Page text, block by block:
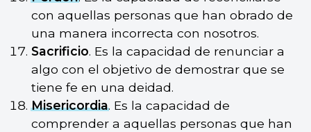
con aquellas personas que han obrado de
una manera incorrecta con nosotros.
Sacrificio. Es la capacidad de renunciar a
algo con el objetivo de demostrar que se
tiene fe en una deidad.
Misericordia. Es la capacidad de
comprender a aquellas personas que han